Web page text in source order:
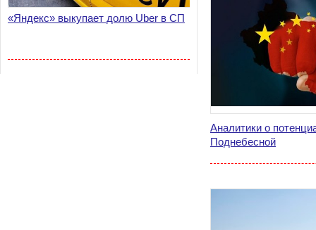
«Яндекс» выкупает долю Uber в СП
Аналитики о
Поднебесной